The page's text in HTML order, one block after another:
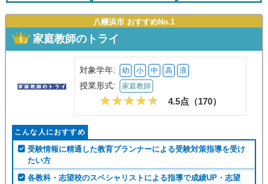
授業形
式
この条件で絞り込む
八幡浜市 おすすめNo.1
家庭教師のトライ
対象学年: 幼 小 中 高 浪
授業形式: 家庭教師
4.5点（170）
こんな人におすすめ
受験情報に精通した教育プランナーによる受験対策指導を受け
たい方
各教科・志望校のスペシャリストによる指導で成績UP・志望